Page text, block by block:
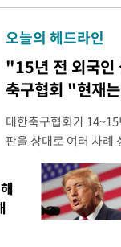
오늘의 헤드라인
"15년 전 외국인
축구협회 "현재
대한축구협회가
판을 상대로 여러 차례
구계에 따르면 국회의
년 국제심판 10여 명
축구협회는 외국인 심
수십만원에서 많게는